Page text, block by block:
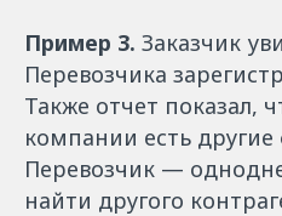
Пример 3. Заказчик
Перевозчика
Также отчет показал,
компании есть
Перевозчик —
найти другого